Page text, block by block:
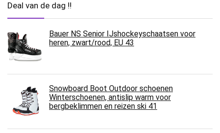
Deal van de dag !!
Bauer NS Senior IJshockeyschaatsen voor
heren, zwart/rood, EU 43
Snowboard Boot Outdoor schoenen
Winterschoenen, antislip warm voor
bergbeklimmen en reizen ski 41